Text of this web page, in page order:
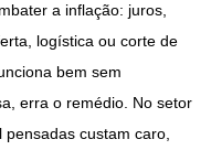
a inflação: juros,
logística ou corte de
bem sem
erra o remédio. No setor
custam caro,